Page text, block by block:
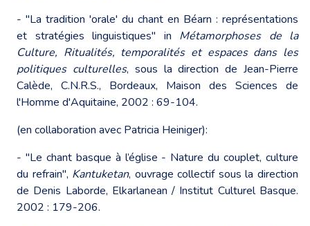
- "La tradition 'orale' du chant en Béarn : représentations
et stratégies linguistiques" in Métamorphoses de la
Culture, Ritualités, temporalités et espaces dans les
politiques culturelles, sous la direction de Jean-Pierre
Calède, C.N.R.S., Bordeaux, Maison des Sciences de
l'Homme d'Aquitaine, 2002 : 69-104.
(en collaboration avec Patricia Heiniger):
- "Le chant basque à l’église - Nature du couplet, culture
du refrain", Kantuketan, ouvrage collectif sous la direction
de Denis Laborde, Elkarlanean / Institut Culturel Basque.
2002 : 179-206.